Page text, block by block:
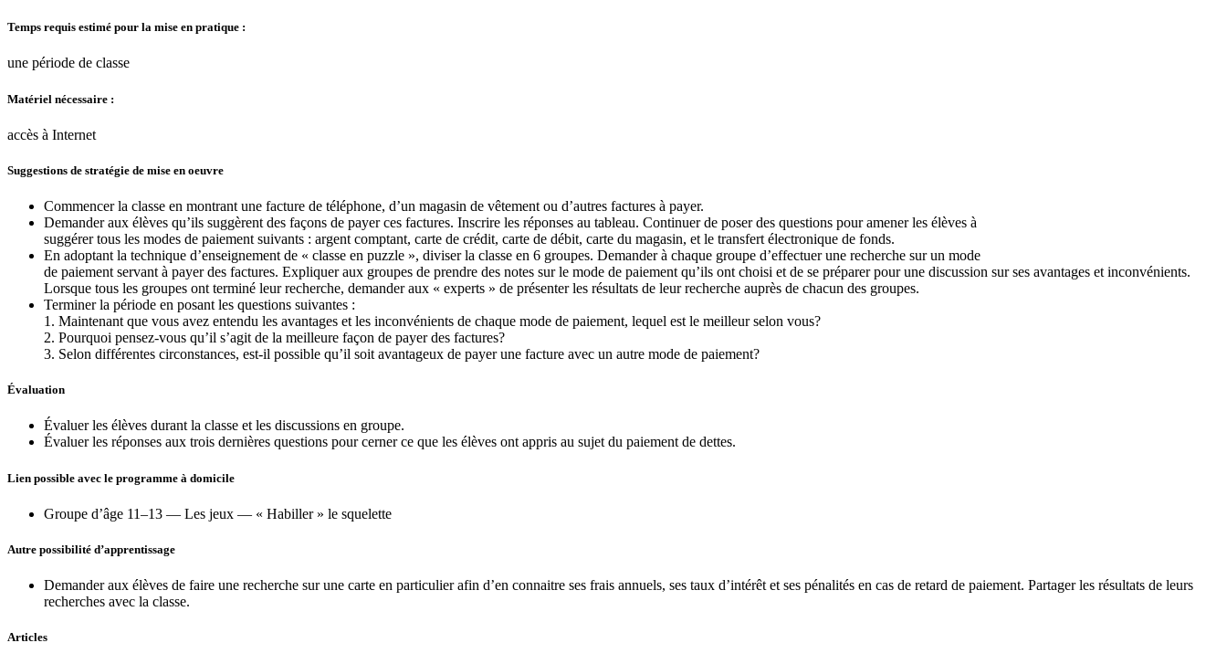
Temps requis estimé pour la mise en pratique :
une période de classe
Matériel nécessaire :
accès à Internet
Suggestions de stratégie de mise en oeuvre
Commencer la classe en montrant une facture de téléphone, d’un magasin de vêtement ou d’autres factures à payer.
Demander aux élèves qu’ils suggèrent des façons de payer ces factures. Inscrire les réponses au tableau. Continuer de poser des questions pour amener les élèves à
suggérer tous les modes de paiement suivants : argent comptant, carte de crédit, carte de débit, carte du magasin, et le transfert électronique de fonds.
En adoptant la technique d’enseignement de « classe en puzzle », diviser la classe en 6 groupes. Demander à chaque groupe d’effectuer une recherche sur un mode
de paiement servant à payer des factures. Expliquer aux groupes de prendre des notes sur le mode de paiement qu’ils ont choisi et de se préparer pour une discussion sur ses avantages et inconvénients.
Lorsque tous les groupes ont terminé leur recherche, demander aux « experts » de présenter les résultats de leur recherche auprès de chacun des groupes.
Terminer la période en posant les questions suivantes :
1. Maintenant que vous avez entendu les avantages et les inconvénients de chaque mode de paiement, lequel est le meilleur selon vous?
2. Pourquoi pensez-vous qu’il s’agit de la meilleure façon de payer des factures?
3. Selon différentes circonstances, est-il possible qu’il soit avantageux de payer une facture avec un autre mode de paiement?
Évaluation
Évaluer les élèves durant la classe et les discussions en groupe.
Évaluer les réponses aux trois dernières questions pour cerner ce que les élèves ont appris au sujet du paiement de dettes.
Lien possible avec le programme à domicile
Groupe d’âge 11–13 — Les jeux — « Habiller » le squelette
Autre possibilité d’apprentissage
Demander aux élèves de faire une recherche sur une carte en particulier afin d’en connaitre ses frais annuels, ses taux d’intérêt et ses pénalités en cas de retard de paiement. Partager les résultats de leurs
recherches avec la classe.
Articles